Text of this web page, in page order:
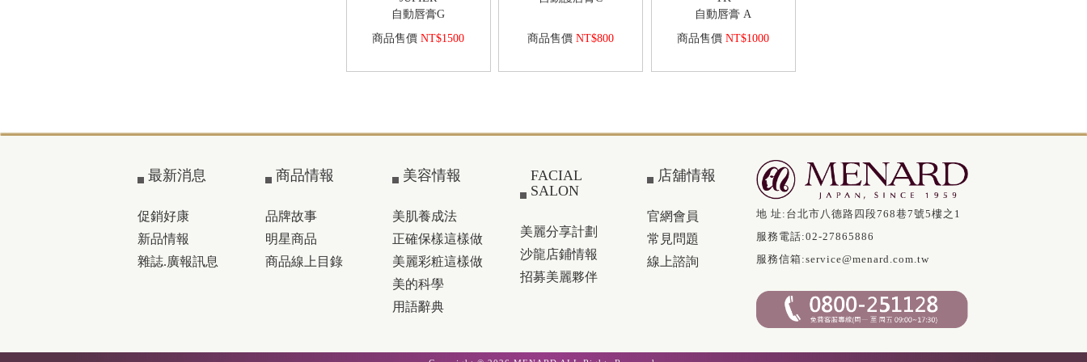
自動唇膏G
商品售價 NT$1500 商品售價 NT$800
自動唇膏 A
商品售價 NT$1000
最新消息
促銷好康
新品情報
雜誌.廣報訊息
商品情報
品牌故事
明星商品
商品線上目錄
美容情報
美肌養成法
正確保樣這樣做
美麗彩粧這樣做
美的科學
用語辭典
FACIAL
SALON
美麗分享計劃
沙龍店鋪情報
招募美麗夥伴
店舖情報
官網會員
常見問題
線上諮詢
地 址: 台北市八德路四段768巷7號5樓之1
服務電話:02-27865886
服務信箱:service@menard.com.tw